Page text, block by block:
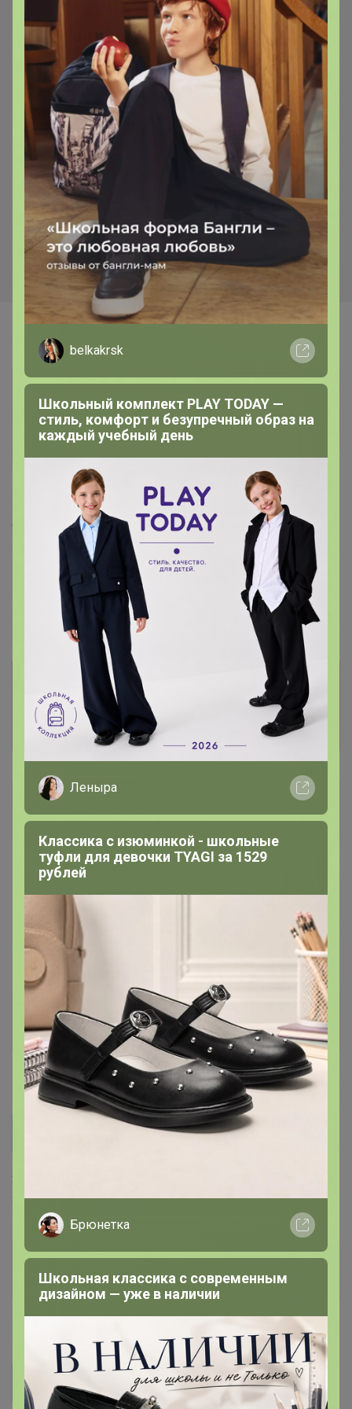
272р
Маклюра ВЕН гель-бальзам
при варикозном разширении
вен и тромбофлебите
Маклюра ОРТО+ крем-
бальзам при болях в
суставах и отложении солей
Самые желанные
Маклюра Пелоид+ крем для
тела и ног с грязью Сакского
ENCAPSULATED DETOX MASK
Минеральная детокс-маска
с инкапсулированным
древесным углем
Информация о заказах доступна
лишь членам клуба
Показать
Великий магистр
18 апреля, 2025 08:35
, здравствуйте, сориентируйте пожалуйста по
получению, просто с момента создания заказа уже 2
месяца прошло
СЧАСТЬЕ
Организатор СП
18 апреля, 2025 13:24
Здравствуйте. Пока не можем набрать минимальный
заказ 😔
СЧАСТЬЕ
Организатор СП
1
СЧАСТЬЕ, здравствуйте, сориентируйте пожалуйста
belkakrsk
Школьный комплект PLAY TODAY —
стиль, комфорт и безупречный образ на
каждый учебный день
Леныра
Классика с изюминкой - школьные
туфли для девочки TYAGI за 1529
рублей
Брюнетка
Школьная классика с современным
дизайном — уже в наличии